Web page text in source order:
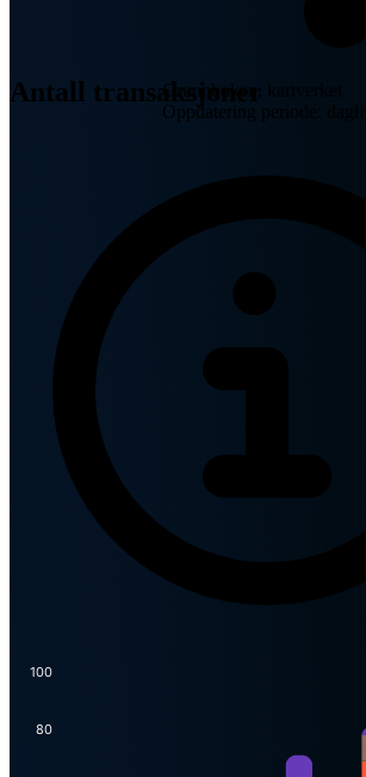
Antall transaksjoner
Grunnboken, kartverket
Oppdatering periode: daglig
100
80